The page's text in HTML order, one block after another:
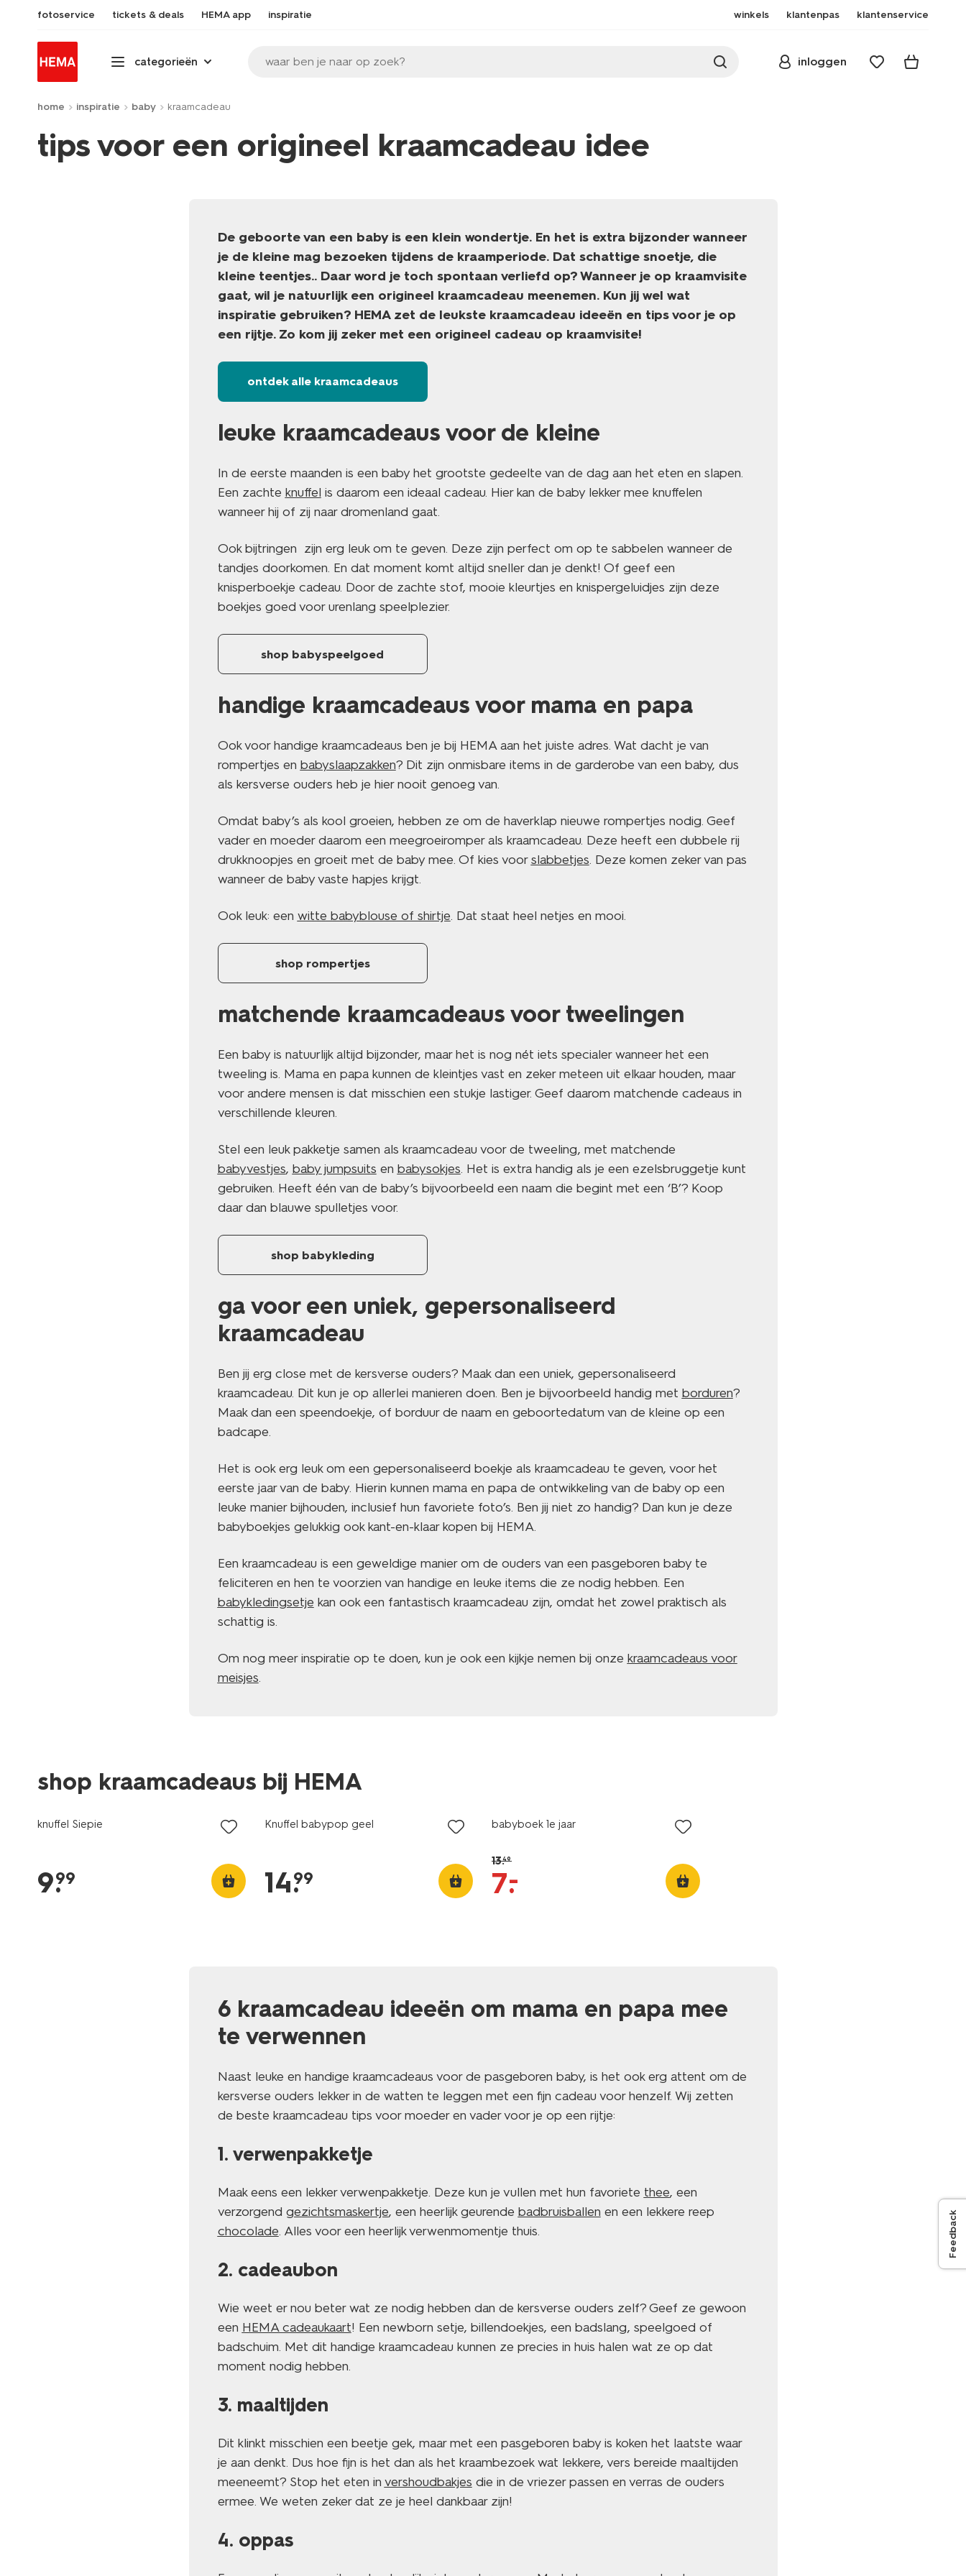
fotoservice tickets & deals HEMA app inspiratie winkels klantenpas klantenservice
categorieën waar ben je naar op zoek? inloggen
home inspiratie baby kraamcadeau
tips voor een origineel kraamcadeau idee
De geboorte van een baby is een klein wondertje. En het is extra bijzonder wanneer
je de kleine mag bezoeken tijdens de kraamperiode. Dat schattige snoetje, die
kleine teentjes.. Daar word je toch spontaan verliefd op? Wanneer je op kraamvisite
gaat, wil je natuurlijk een origineel kraamcadeau meenemen. Kun jij wel wat
inspiratie gebruiken? HEMA zet de leukste kraamcadeau ideeën en tips voor je op
een rijtje. Zo kom jij zeker met een origineel cadeau op kraamvisite!
ontdek alle kraamcadeaus
leuke kraamcadeaus voor de kleine
In de eerste maanden is een baby het grootste gedeelte van de dag aan het eten en slapen.
Een zachte knuffel is daarom een ideaal cadeau. Hier kan de baby lekker mee knuffelen
wanneer hij of zij naar dromenland gaat.
Ook bijtringen zijn erg leuk om te geven. Deze zijn perfect om op te sabbelen wanneer de
tandjes doorkomen. En dat moment komt altijd sneller dan je denkt! Of geef een
knisperboekje cadeau. Door de zachte stof, mooie kleurtjes en knispergeluidjes zijn deze
boekjes goed voor urenlang speelplezier.
shop babyspeelgoed
handige kraamcadeaus voor mama en papa
Ook voor handige kraamcadeaus ben je bij HEMA aan het juiste adres. Wat dacht je van
rompertjes en babyslaapzakken? Dit zijn onmisbare items in de garderobe van een baby, dus
als kersverse ouders heb je hier nooit genoeg van.
Omdat baby’s als kool groeien, hebben ze om de haverklap nieuwe rompertjes nodig. Geef
vader en moeder daarom een meegroeiromper als kraamcadeau. Deze heeft een dubbele rij
drukknoopjes en groeit met de baby mee. Of kies voorslabbetjes. Deze komen zeker van pas
wanneer de baby vaste hapjes krijgt.
Ook leuk: een witte babyblouse of shirtje. Dat staat heel netjes en mooi.
shop rompertjes
matchende kraamcadeaus voor tweelingen
Een baby is natuurlijk altijd bijzonder, maar het is nog nét iets specialer wanneer het een
tweeling is. Mama en papa kunnen de kleintjes vast en zeker meteen uit elkaar houden, maar
voor andere mensen is dat misschien een stukje lastiger. Geef daarom matchende cadeaus in
verschillende kleuren.
Stel een leuk pakketje samen als kraamcadeau voor de tweeling, met matchende
babyvestjes, baby jumpsuits en babysokjes. Het is extra handig als je een ezelsbruggetje kunt
gebruiken. Heeft één van de baby’s bijvoorbeeld een naam die begint met een ‘B’? Koop
daar dan blauwe spulletjes voor.
shop babykleding
ga voor een uniek, gepersonaliseerd
kraamcadeau
Ben jij erg close met de kersverse ouders? Maak dan een uniek, gepersonaliseerd
kraamcadeau. Dit kun je op allerlei manieren doen. Ben je bijvoorbeeld handig met borduren?
Maak dan een speendoekje, of borduur de naam en geboortedatum van de kleine op een
badcape.
Het is ook erg leuk om een gepersonaliseerd boekje als kraamcadeau te geven, voor het
eerste jaar van de baby. Hierin kunnen mama en papa de ontwikkeling van de baby op een
leuke manier bijhouden, inclusief hun favoriete foto’s. Ben jij niet zo handig? Dan kun je deze
babyboekjes gelukkig ook kant-en-klaar kopen bij HEMA.
Een kraamcadeau is een geweldige manier om de ouders van een pasgeboren baby te
feliciteren en hen te voorzien van handige en leuke items die ze nodig hebben. Een
babykledingsetje kan ook een fantastisch kraamcadeau zijn, omdat het zowel praktisch als
schattig is.
Om nog meer inspiratie op te doen, kun je ook een kijkje nemen bij onze kraamcadeaus voor
meisjes.
shop kraamcadeaus bij HEMA
knuffel Siepie
9.
99
Knuffel babypop geel
14.
99
babyboek 1e jaar
13.49
7.
–
6 kraamcadeau ideeën om mama en papa mee
te verwennen
Naast leuke en handige kraamcadeaus voor de pasgeboren baby, is het ook erg attent om de
kersverse ouders lekker in de watten te leggen met een fijn cadeau voor henzelf. Wij zetten
de beste kraamcadeau tips voor moeder en vader voor je op een rijtje:
1. verwenpakketje
Maak eens een lekker verwenpakketje. Deze kun je vullen met hun favoriete thee, een
verzorgend gezichtsmaskertje, een heerlijk geurende badbruisballen en een lekkere reep
chocolade. Alles voor een heerlijk verwenmomentje thuis.
2. cadeaubon
Wie weet er nou beter wat ze nodig hebben dan de kersverse ouders zelf? Geef ze gewoon
een HEMA cadeaukaart! Een newborn setje, billendoekjes, een badslang, speelgoed of
badschuim. Met dit handige kraamcadeau kunnen ze precies in huis halen wat ze op dat
moment nodig hebben.
3. maaltijden
Dit klinkt misschien een beetje gek, maar met een pasgeboren baby is koken het laatste waar
je aan denkt. Dus hoe fijn is het dan als het kraambezoek wat lekkere, vers bereide maaltijden
meeneemt? Stop het eten in vershoudbakjes die in de vriezer passen en verras de ouders
ermee. We weten zeker dat ze je heel dankbaar zijn!
4. oppas
Feedback